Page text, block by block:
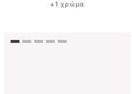
+1 χρώμα